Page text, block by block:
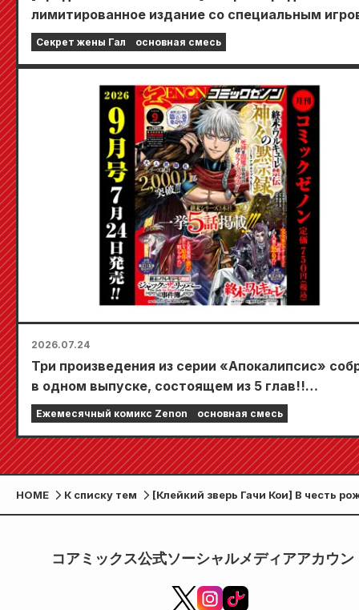
лимитированное издание со специальным
ковриком, украшенным потрясающе красивой
иллюстрацией Фуюки Тодзё, нарисованной
запланирован на 20 октября!
Секрет жены Гал основная смесь
2026.07.24
Три произведения из серии «Апокалипсис»
в одном выпуске, состоящем из 5 глав!!
«Ежемесячный комикс Zenon, сентябрьский
2026 года» поступит в продажу 24 июля!!
Ежемесячный комикс Zenon основная смесь
HOME К списку тем
[Клейкий зверь Гачи Кои] В честь
コアミックス公式ソーシャルメディアアカウン